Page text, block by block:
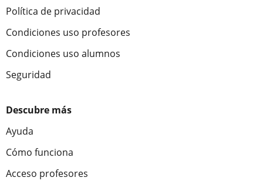
Política de privacidad
Condiciones uso profesores
Condiciones uso alumnos
Seguridad
Descubre más
Ayuda
Cómo funciona
Acceso profesores